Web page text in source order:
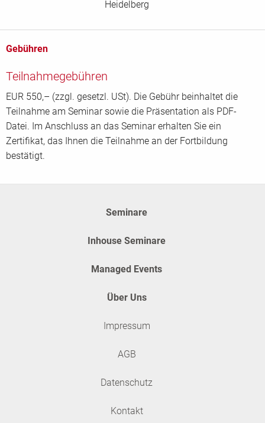
Heidelberg
Gebühren
Teilnahmegebühren
EUR 550,– (zzgl. gesetzl. USt). Die Gebühr beinhaltet die
Teilnahme am Seminar sowie die Präsentation als PDF-
Datei. Im Anschluss an das Seminar erhalten Sie ein
Zertifikat, das Ihnen die Teilnahme an der Fortbildung
bestätigt.
Seminare
Inhouse Seminare
Managed Events
Über Uns
Impressum
AGB
Datenschutz
Kontakt